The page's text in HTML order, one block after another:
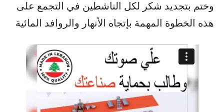
وختم بتجديد شكر لكل الناشطين في التجمع على
هذه الخطوة المهمة بإتجاه الأنهار والروافد المائية